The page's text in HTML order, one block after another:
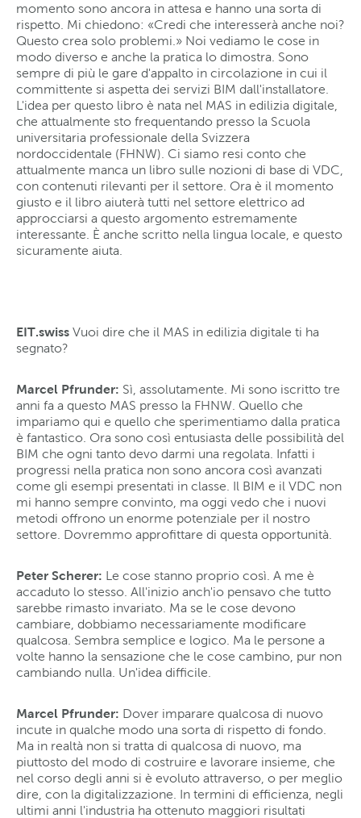
momento sono ancora in attesa e hanno una sorta di
rispetto. Mi chiedono: «Credi che interesserà anche noi?
Questo crea solo problemi.» Noi vediamo le cose in
modo diverso e anche la pratica lo dimostra. Sono
sempre di più le gare d'appalto in circolazione in cui il
committente si aspetta dei servizi BIM dall'installatore.
L'idea per questo libro è nata nel MAS in edilizia digitale,
che attualmente sto frequentando presso la Scuola
universitaria professionale della Svizzera
nordoccidentale (FHNW). Ci siamo resi conto che
attualmente manca un libro sulle nozioni di base di VDC,
con contenuti rilevanti per il settore. Ora è il momento
giusto e il libro aiuterà tutti nel settore elettrico ad
approcciarsi a questo argomento estremamente
interessante. È anche scritto nella lingua locale, e questo
sicuramente aiuta.
EIT.swiss Vuoi dire che il MAS in edilizia digitale ti ha
segnato?
Marcel Pfrunder: Sì, assolutamente. Mi sono iscritto tre
anni fa a questo MAS presso la FHNW. Quello che
impariamo qui e quello che sperimentiamo dalla pratica
è fantastico. Ora sono così entusiasta delle possibilità del
BIM che ogni tanto devo darmi una regolata. Infatti i
progressi nella pratica non sono ancora così avanzati
come gli esempi presentati in classe. Il BIM e il VDC non
mi hanno sempre convinto, ma oggi vedo che i nuovi
metodi offrono un enorme potenziale per il nostro
settore. Dovremmo approfittare di questa opportunità.
Peter Scherer: Le cose stanno proprio così. A me è
accaduto lo stesso. All'inizio anch'io pensavo che tutto
sarebbe rimasto invariato. Ma se le cose devono
cambiare, dobbiamo necessariamente modificare
qualcosa. Sembra semplice e logico. Ma le persone a
volte hanno la sensazione che le cose cambino, pur non
cambiando nulla. Un'idea difficile.
Marcel Pfrunder: Dover imparare qualcosa di nuovo
incute in qualche modo una sorta di rispetto di fondo.
Ma in realtà non si tratta di qualcosa di nuovo, ma
piuttosto del modo di costruire e lavorare insieme, che
nel corso degli anni si è evoluto attraverso, o per meglio
dire, con la digitalizzazione. In termini di efficienza, negli
ultimi anni l'industria ha ottenuto maggiori risultati